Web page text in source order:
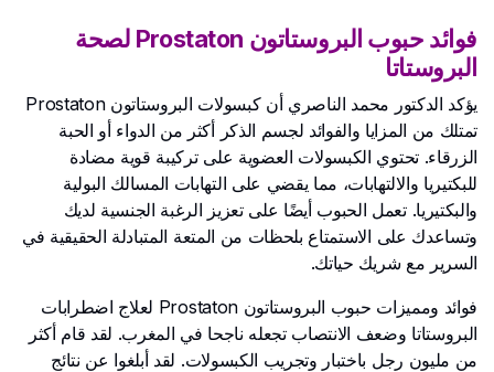
فوائد حبوب البروستاتون Prostaton لصحة
البروستاتا
يؤكد الدكتور محمد الناصري أن كبسولات البروستاتون Prostaton
تمتلك من المزايا والفوائد لجسم الذكر أكثر من الدواء أو الحبة
الزرقاء. تحتوي الكبسولات العضوية على تركيبة قوية مضادة
للبكتيريا والالتهابات، مما يقضي على التهابات المسالك البولية
والبكتيريا. تعمل الحبوب أيضًا على تعزيز الرغبة الجنسية لديك
وتساعدك على الاستمتاع بلحظات من المتعة المتبادلة الحقيقية في
السرير مع شريك حياتك.
فوائد ومميزات حبوب البروستاتون Prostaton لعلاج اضطرابات
البروستاتا وضعف الانتصاب تجعله ناجحا في المغرب. لقد قام أكثر
من مليون رجل باختبار وتجريب الكبسولات. لقد أبلغوا عن نتائج